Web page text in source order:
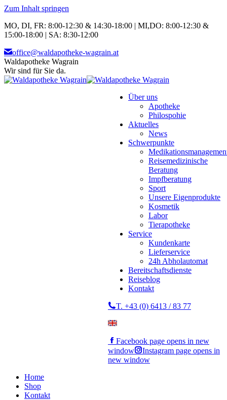
Zum Inhalt springen
MO, DI, FR: 8:00-12:30 & 14:30-18:00 | MI,DO: 8:00-12:30 &
15:00-18:00 | SA: 8:30-12:00
office@waldapotheke-wagrain.at
Waldapotheke Wagrain
Wir sind für Sie da.
Über uns
Apotheke
Philospohie
Aktuelles
News
Schwerpunkte
Reisemedizinische
Beratung
Impfberatung
Sport
Unsere Eigenprodukte
Kosmetik
Labor
Tierapotheke
Service
Kundenkarte
Lieferservice
24h Abholautomat
Bereitschaftsdienste
Reiseblog
Kontakt
T. +43 (0) 6413 / 83 77
Facebook page opens in new
window
Instagram page opens in
new window
Home
Shop
Kontakt